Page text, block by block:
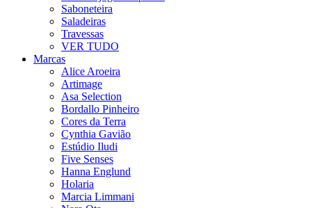
Saboneteira
Saladeiras
Travessas
VER TUDO
Marcas
Alice Aroeira
Artimage
Asa Selection
Bordallo Pinheiro
Cores da Terra
Cynthia Gavião
Estúdio Iludi
Five Senses
Hanna Englund
Holaria
Marcia Limmani